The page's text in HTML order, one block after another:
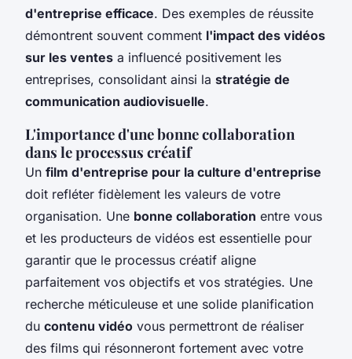
d'entreprise efficace. Des exemples de réussite
démontrent souvent comment l'impact des vidéos
sur les ventes a influencé positivement les
entreprises, consolidant ainsi la stratégie de
communication audiovisuelle.
L'importance d'une bonne collaboration
dans le processus créatif
Un film d'entreprise pour la culture d'entreprise
doit refléter fidèlement les valeurs de votre
organisation. Une bonne collaboration entre vous
et les producteurs de vidéos est essentielle pour
garantir que le processus créatif aligne
parfaitement vos objectifs et vos stratégies. Une
recherche méticuleuse et une solide planification
du contenu vidéo vous permettront de réaliser
des films qui résonneront fortement avec votre